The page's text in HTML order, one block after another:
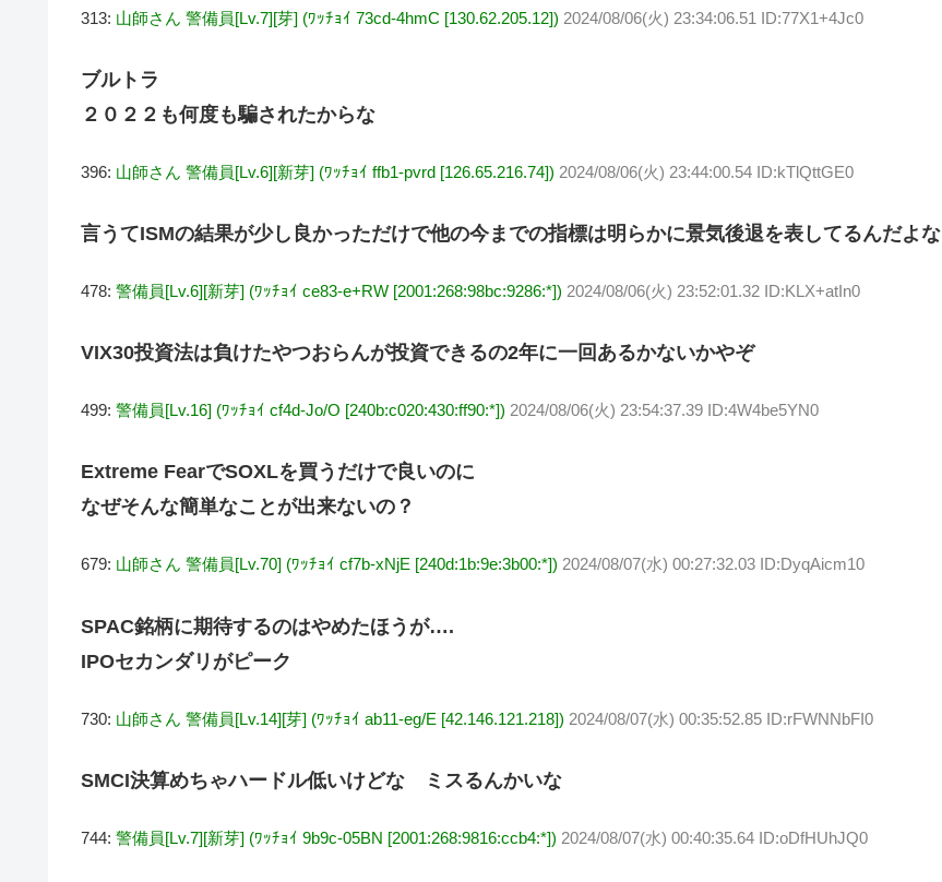
313: 山師さん 警備員[Lv.7][芽] (ﾜｯﾁｮｲ 73cd-4hmC [130.62.205.12]) 2024/08/06(火) 23:34:06.51 ID:77X1+4Jc0
ブルトラ
２０２２も何度も騙されたからな
396: 山師さん 警備員[Lv.6][新芽] (ﾜｯﾁｮｲ ffb1-pvrd [126.65.216.74]) 2024/08/06(火) 23:44:00.54 ID:kTlQttGE0
言うてISMの結果が少し良かっただけで他の今までの指標は明らかに景気後退を表してるんだよな
478: 警備員[Lv.6][新芽] (ﾜｯﾁｮｲ ce83-e+RW [2001:268:98bc:9286:*]) 2024/08/06(火) 23:52:01.32 ID:KLX+atIn0
VIX30投資法は負けたやつおらんが投資できるの2年に一回あるかないかやぞ
499: 警備員[Lv.16] (ﾜｯﾁｮｲ cf4d-Jo/O [240b:c020:430:ff90:*]) 2024/08/06(火) 23:54:37.39 ID:4W4be5YN0
Extreme FearでSOXLを買うだけで良いのに
なぜそんな簡単なことが出来ないの？
679: 山師さん 警備員[Lv.70] (ﾜｯﾁｮｲ cf7b-xNjE [240d:1b:9e:3b00:*]) 2024/08/07(水) 00:27:32.03 ID:DyqAicm10
SPAC銘柄に期待するのはやめたほうが….
IPOセカンダリがピーク
730: 山師さん 警備員[Lv.14][芽] (ﾜｯﾁｮｲ ab11-eg/E [42.146.121.218]) 2024/08/07(水) 00:35:52.85 ID:rFWNNbFI0
SMCI決算めちゃハードル低いけどな ミスるんかいな
744: 警備員[Lv.7][新芽] (ﾜｯﾁｮｲ 9b9c-05BN [2001:268:9816:ccb4:*]) 2024/08/07(水) 00:40:35.64 ID:oDfHUhJQ0